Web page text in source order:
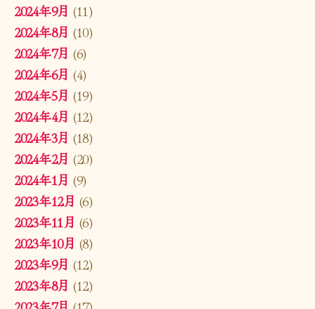
2024年9月 (11)
2024年8月 (10)
2024年7月 (6)
2024年6月 (4)
2024年5月 (19)
2024年4月 (12)
2024年3月 (18)
2024年2月 (20)
2024年1月 (9)
2023年12月 (6)
2023年11月 (6)
2023年10月 (8)
2023年9月 (12)
2023年8月 (12)